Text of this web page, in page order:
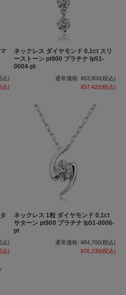
込)
込)
ネックレス ダイヤモンド 0.1ct スリ
ーストーン pt900 プラチナ lp51-
0004-pt
通常価格: ¥63,800(税込)
¥57,420(税込)
込)
込)
ネックレス 1粒 ダイヤモンド 0.1ct
サターン pt900 プラチナ lp51-0006-
pt
通常価格: ¥84,700(税込)
¥76,230(税込)